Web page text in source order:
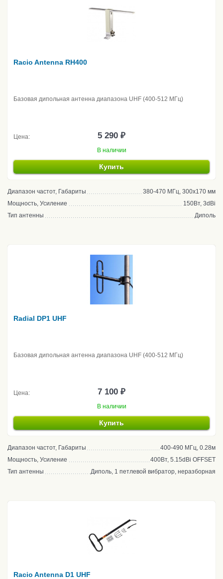
Racio Antenna RH400
Базовая дипольная антенна диапазона UHF (400-512 МГц)
Цена: 5 290 ₽
В наличии
Купить
Диапазон частот, Габариты
380-470 МГц, 300х170 мм
Мощность, Усиление
150Вт, 3dBi
Тип антенны
Диполь
Radial DP1 UHF
Базовая дипольная антенна диапазона UHF (400-512 МГц)
Цена: 7 100 ₽
В наличии
Купить
Диапазон частот, Габариты
400-490 МГц, 0.28м
Мощность, Усиление
400Вт, 5.15dBi OFFSET
Тип антенны
Диполь, 1 петлевой вибратор, неразборная
Racio Antenna D1 UHF